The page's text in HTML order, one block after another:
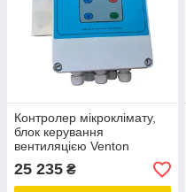
Контролер мікроклімату,
блок керування
вентиляцією Venton
системи мікроклімату в
тваринництві
25 235 ₴